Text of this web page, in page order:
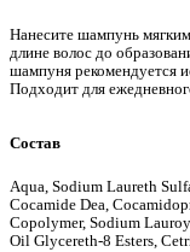
Нанесите шампунь
длине волос до
шампуня рекомендуется
Подходит для
Состав
Aqua, Sodium Laureth
Cocamide Dea,
Copolymer, Sodium
Oil Glycereth-8 Esters,